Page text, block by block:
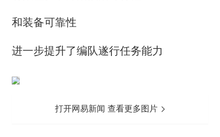
和装备可靠性
进一步提升了编队遂行任务能力
打开网易新闻 查看更多图片